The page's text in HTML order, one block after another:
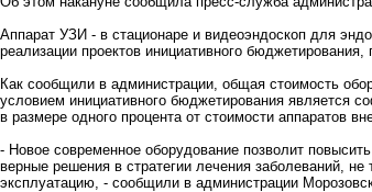
Аппарат УЗИ - в стационаре и видеоэндоскоп для
реализации проектов инициативного
Как сообщили в администрации, общая стоимость
условием инициативного бюджетирования является
в размере одного процента от стоимости аппаратов
- Новое современное оборудование позволит
верные решения в стратегии лечения заболеваний,
эксплуатацию, - сообщили в администрации